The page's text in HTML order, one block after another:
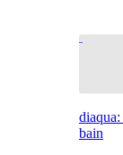
bain